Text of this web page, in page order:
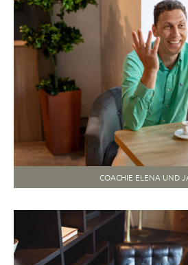
COACHIE ELENA UND